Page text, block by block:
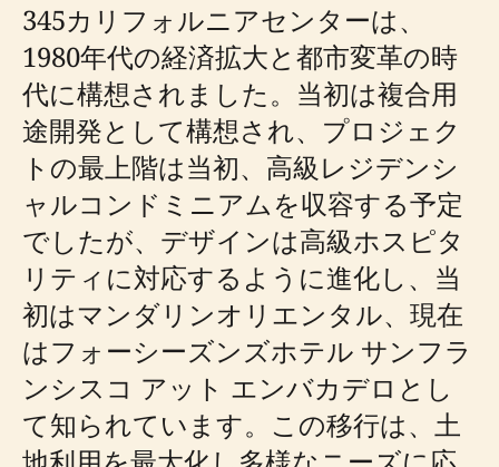
345カリフォルニアセンターは、
1980年代の経済拡大と都市変革の時
代に構想されました。当初は複合用
途開発として構想され、プロジェク
トの最上階は当初、高級レジデンシ
ャルコンドミニアムを収容する予定
でしたが、デザインは高級ホスピタ
リティに対応するように進化し、当
初はマンダリンオリエンタル、現在
はフォーシーズンズホテル サンフラ
ンシスコ アット エンバカデロとし
て知られています。この移行は、土